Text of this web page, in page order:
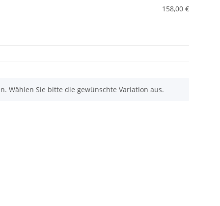
158,00 €
Wählen Sie bitte die gewünschte Variation aus.